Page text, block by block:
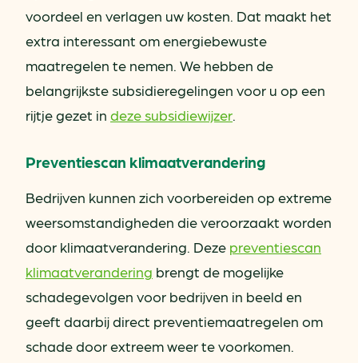
voordeel en verlagen uw kosten. Dat maakt het
extra interessant om energiebewuste
maatregelen te nemen. We hebben de
belangrijkste subsidieregelingen voor u op een
rijtje gezet in deze subsidiewijzer
Preventiescan klimaatverandering
Bedrijven kunnen zich voorbereiden op extreme
weersomstandigheden die veroorzaakt worden
door klimaatverandering. Deze preventiescan
klimaatverandering brengt de mogelijke
schadegevolgen voor bedrijven in beeld en
geeft daarbij direct preventiemaatregelen om
schade door extreem weer te voorkomen.